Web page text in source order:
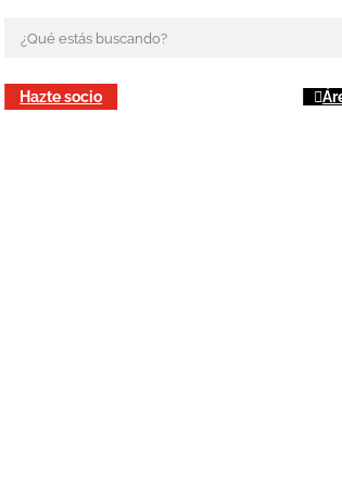
Hazte socio